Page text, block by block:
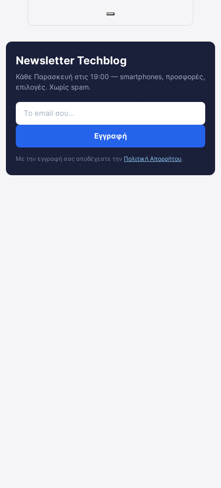
Newsletter Techblog
Κάθε Παρασκευή στις 19:00 — smartphones, προσφορές,
επιλογές. Χωρίς spam.
Εγγραφή
Με την εγγραφή σας αποδέχεστε την Πολιτική Απορρήτου.